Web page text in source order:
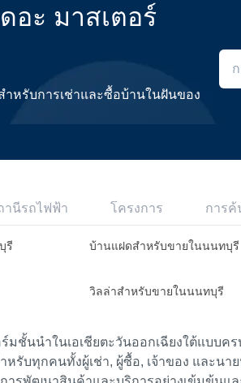
อะ มาสเตอร์
หรับการเช่าและซื้อบ้านในฝันของ
านีรถไฟฟ้า โครงการ การค้
รี บ้านแฝดสำหรับขายในนนทบุรี
วิลล่าสำหรับขายในนนทบุรี
มชั้นนำในเอเชียตะวันออกเฉียงใต้แบบค
หรับทุกคนทั้งผู้เช่า, ผู้ซื้อ, เจ้าของ และน